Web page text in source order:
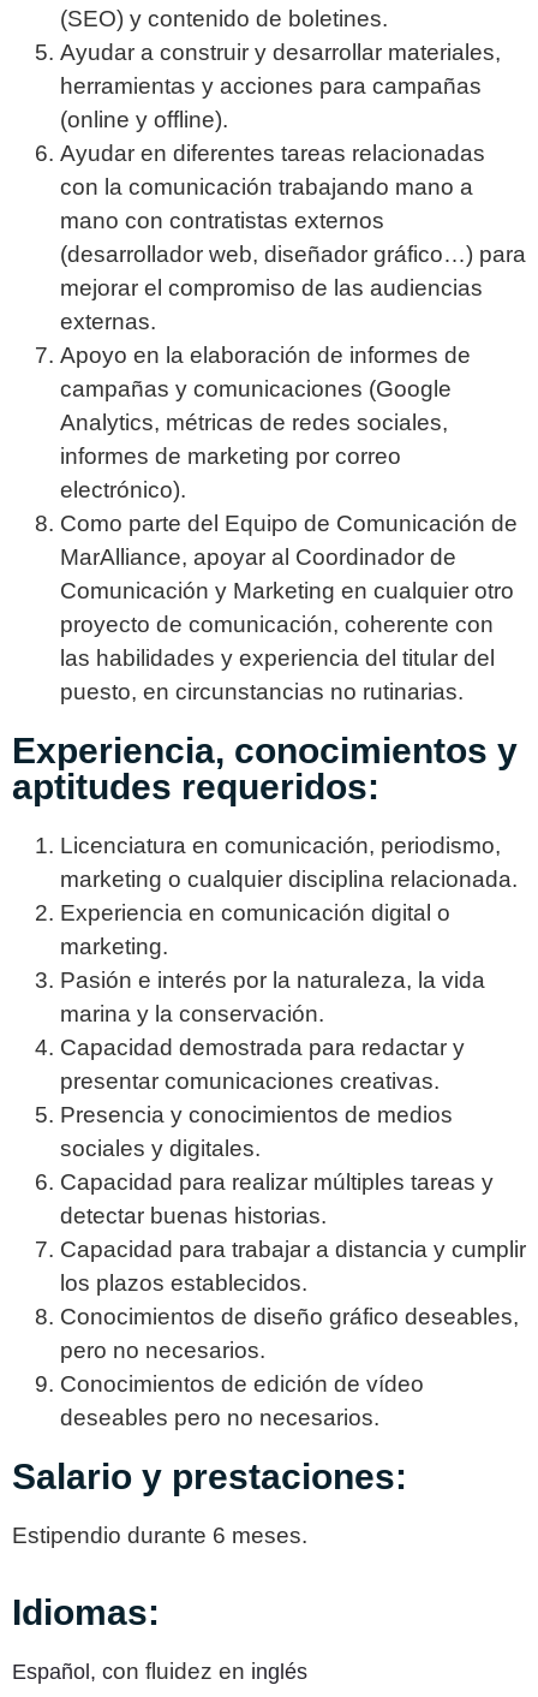
(SEO) y contenido de boletines.
Ayudar a construir y desarrollar materiales,
herramientas y acciones para campañas
(online y offline).
Ayudar en diferentes tareas relacionadas
con la comunicación trabajando mano a
mano con contratistas externos
(desarrollador web, diseñador gráfico…) para
mejorar el compromiso de las audiencias
externas.
Apoyo en la elaboración de informes de
campañas y comunicaciones (Google
Analytics, métricas de redes sociales,
informes de marketing por correo
electrónico).
Como parte del Equipo de Comunicación de
MarAlliance, apoyar al Coordinador de
Comunicación y Marketing en cualquier otro
proyecto de comunicación, coherente con
las habilidades y experiencia del titular del
puesto, en circunstancias no rutinarias.
Experiencia, conocimientos y
aptitudes requeridos:
Licenciatura en comunicación, periodismo,
marketing o cualquier disciplina relacionada.
Experiencia en comunicación digital o
marketing.
Pasión e interés por la naturaleza, la vida
marina y la conservación.
Capacidad demostrada para redactar y
presentar comunicaciones creativas.
Presencia y conocimientos de medios
sociales y digitales.
Capacidad para realizar múltiples tareas y
detectar buenas historias.
Capacidad para trabajar a distancia y cumplir
los plazos establecidos.
Conocimientos de diseño gráfico deseables,
pero no necesarios.
Conocimientos de edición de vídeo
deseables pero no necesarios.
Salario y prestaciones:
Estipendio durante 6 meses.
Idiomas:
Español, con fluidez en inglés